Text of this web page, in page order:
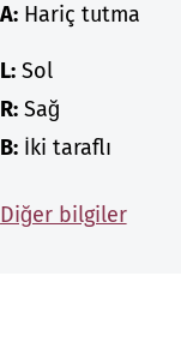
A:Hariç tutma
L:Sol
R:Sağ
B:İki taraflı
Diğer bilgiler